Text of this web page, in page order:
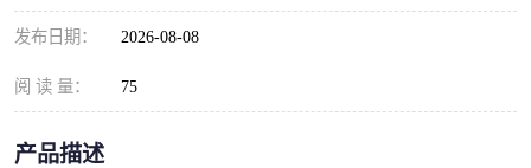
发布日期： 2026-08-08
阅 读 量： 75
产品描述